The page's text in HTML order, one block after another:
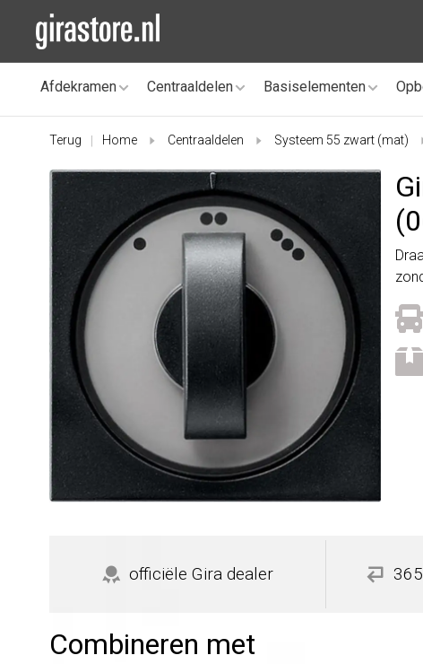
Afdekramen Centraaldelen Basiselementen
Terug Home Centraaldelen Systeem 55 zwart (mat)
officiële Gira dealer
Combineren met